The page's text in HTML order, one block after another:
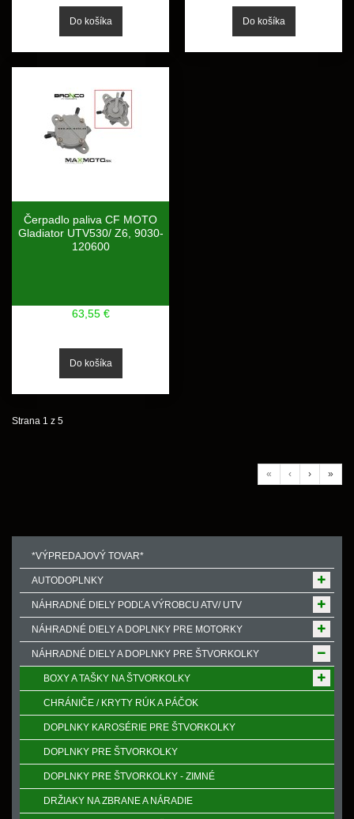
Čerpadlo paliva CF MOTO
Gladiator UTV530/ Z6, 9030-
120600
63,55 €
Strana 1 z 5
« ‹ › »
*VÝPREDAJOVÝ TOVAR*
AUTODOPLNKY
NÁHRADNÉ DIELY PODĽA VÝROBCU ATV/ UTV
NÁHRADNÉ DIELY A DOPLNKY PRE MOTORKY
NÁHRADNÉ DIELY A DOPLNKY PRE ŠTVORKOLKY
BOXY A TAŠKY NA ŠTVORKOLKY
CHRÁNIČE / KRYTY RÚK A PÁČOK
DOPLNKY KAROSÉRIE PRE ŠTVORKOLKY
DOPLNKY PRE ŠTVORKOLKY
DOPLNKY PRE ŠTVORKOLKY - ZIMNÉ
DRŽIAKY NA ZBRANE A NÁRADIE